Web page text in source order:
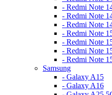
- Redmi Note
- Redmi Note
- Redmi Note
- Redmi Note
- Redmi Note
- Redmi Note
- Redmi Note
Samsung
- Galaxy A15
- Galaxy A16